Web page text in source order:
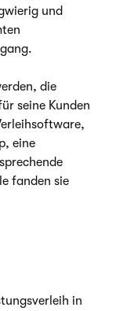
und
die
seine Kunden
eine
fanden sie
in